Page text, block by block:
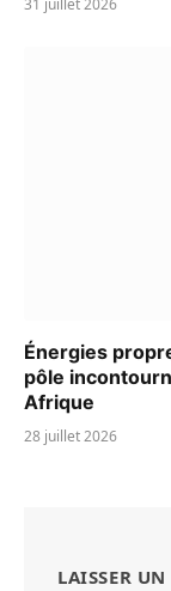
Énergies
pôle
Afrique
28 juillet 2026
LAISSER